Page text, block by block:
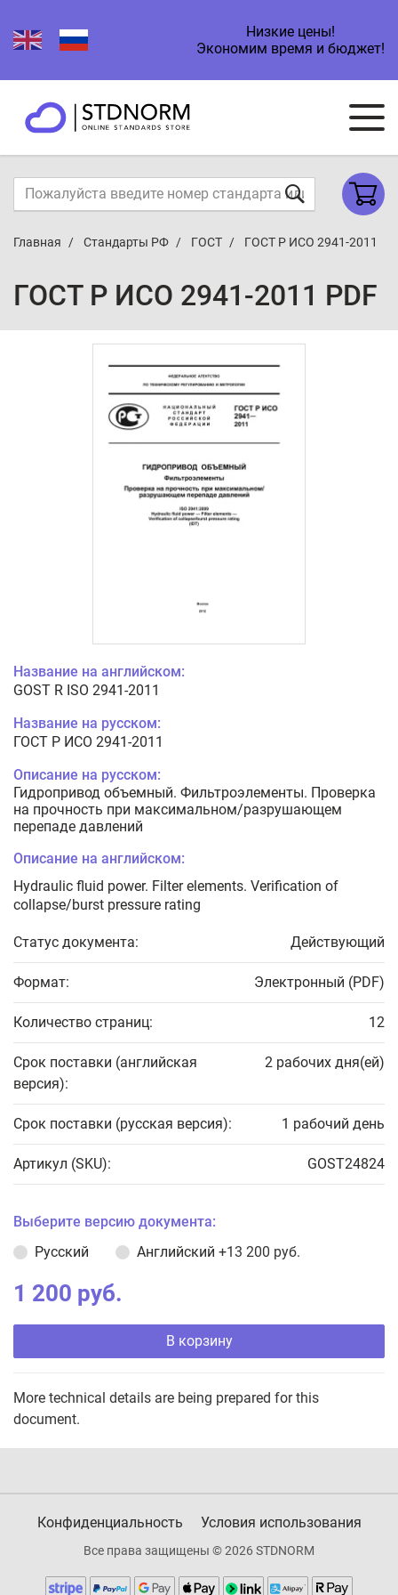
Низкие цены!
Экономим время и бюджет!
Главная Стандарты РФ ГОСТ ГОСТ Р ИСО 2941-2011
ГОСТ Р ИСО 2941-2011 PDF
Название на английском:
GOST R ISO 2941-2011
Название на русском:
ГОСТ Р ИСО 2941-2011
Описание на русском:
Гидропривод объемный. Фильтроэлементы. Проверка
на прочность при максимальном/разрушающем
перепаде давлений
Описание на английском:
Hydraulic fluid power. Filter elements. Verification of
collapse/burst pressure rating
Статус документа: Действующий
Формат: Электронный (PDF)
Количество страниц: 12
Срок поставки (английская
версия):
2 рабочих дня(ей)
Срок поставки (русская версия): 1 рабочий день
Артикул (SKU): GOST24824
Выберите версию документа:
Русский
Английский +13 200 руб.
1 200 руб.
В корзину
More technical details are being prepared for this
document.
Конфиденциальность Условия использования
Все права защищены © 2026 STDNORM